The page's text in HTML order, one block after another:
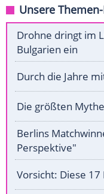
Unsere
Drohne dringt im
Bulgarien ein
Durch die Jahre
Die größten
Berlins
Perspektive"
Vorsicht: Diese 17